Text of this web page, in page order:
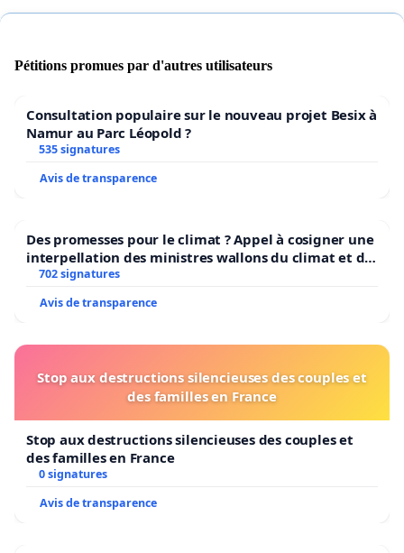
Pétitions promues par d'autres utilisateurs
Consultation populaire sur le nouveau projet Besix à
Namur au Parc Léopold ?
535 signatures
Avis de transparence
Des promesses pour le climat ? Appel à cosigner une
interpellation des ministres wallons du climat et de
l’environnement.
702 signatures
Avis de transparence
Stop aux destructions silencieuses des couples et
des familles en France
Stop aux destructions silencieuses des couples et
des familles en France
0 signatures
Avis de transparence